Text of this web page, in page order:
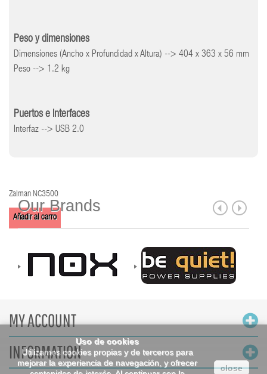
Uso de cookies
Utilizamos cookies propias y de terceros para
mejorar la experiencia de navegación, y ofrecer
close
Peso y dimensiones
Dimensiones (Ancho x Profundidad x Altura) --> 404 x 363 x 56 mm
Peso --> 1.2 kg
Puertos e Interfaces
Interfaz --> USB 2.0
Zalman NC3500
Añadir al carro
Our Brands
MY ACCOUNT
INFORMATION